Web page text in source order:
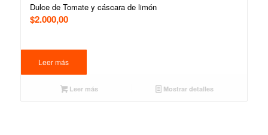
Dulce de Tomate y cáscara de limón
$2.000,00
Leer más
Leer más Mostrar detalles